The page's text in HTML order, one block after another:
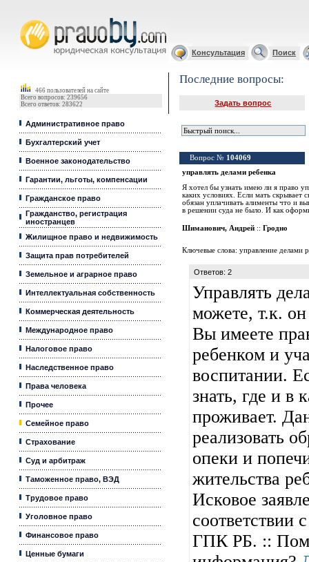
Консультация Поиск
466 пользователей на сайте
Всего вопросов: 239656
Всего ответов: 283622
Административное право
Бухгалтерский учет
Военное законодательство
Гарантии, льготы, компенсации
Гражданское право
Гражданство, регистрация
иностранцев
Жилищное право и недвижимость
Защита прав потребителей
Земельное и аграрное право
Интеллектуальная собственность
Коммерческая деятельность
Международное право
Налоговое право
Наследственное право
Права человека
Прочее
Семейное право
Страхование
Суд и арбитраж
Таможенное право, ВЭД
Трудовое право
Уголовное право
Финансовое право
Ценные бумаги
Последние вопросы:
Задать вопрос
Вопрос № 104069
управлять делами ребенка
Я хотел бы узнать имею ли я право
каких условиях. Если мать скрывает
обязан уплачивать алименты что и
в решении суда не было. И как
Шиманович, Андрей :: Гродно
Ключевые слова: управление делами
Ответов: 2
Управлять
можете, т.к.
Вы имеете
ребенком и
воспитании.
знать, где и в
проживает.
реализовать
опеки и
жительства
Исковое
соответствии
ГПК РБ. ::